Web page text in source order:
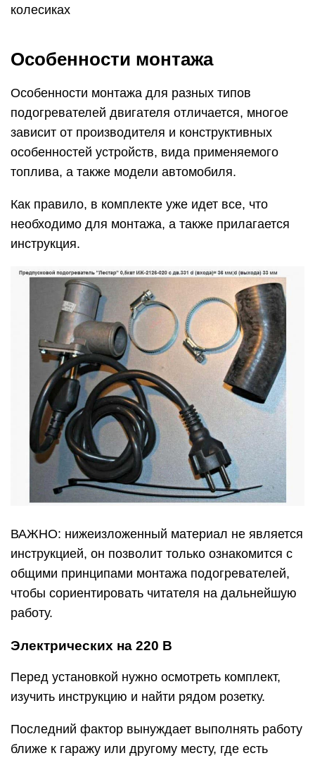
колесиках
Особенности монтажа
Особенности монтажа для разных типов
подогревателей двигателя отличается, многое
зависит от производителя и конструктивных
особенностей устройств, вида применяемого
топлива, а также модели автомобиля.
Как правило, в комплекте уже идет все, что
необходимо для монтажа, а также прилагается
инструкция.
ВАЖНО: нижеизложенный материал не является
инструкцией, он позволит только ознакомится с
общими принципами монтажа подогревателей,
чтобы сориентировать читателя на дальнейшую
работу.
Электрических на 220 В
Перед установкой нужно осмотреть комплект,
изучить инструкцию и найти рядом розетку.
Последний фактор вынуждает выполнять работу
ближе к гаражу или другому месту, где есть